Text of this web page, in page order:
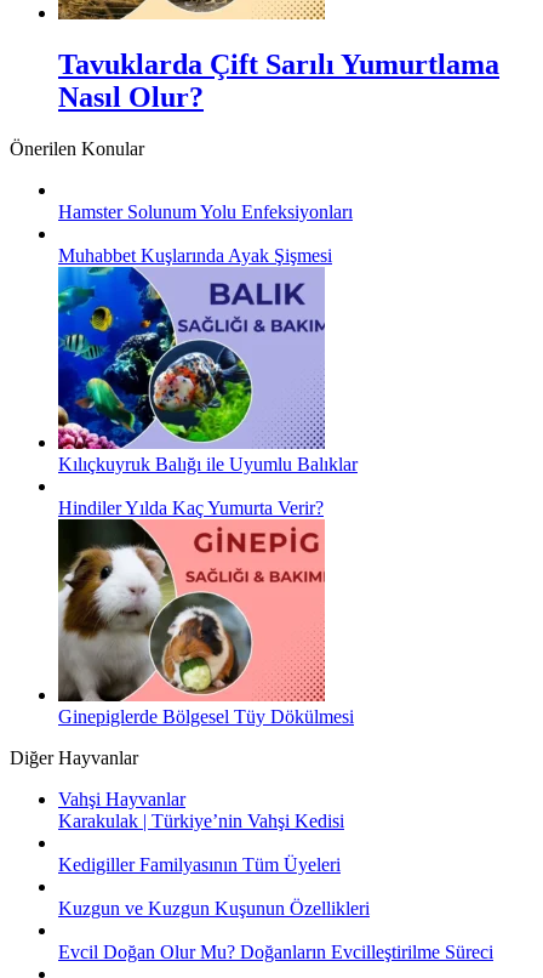
Tavuklarda Çift Sarılı Yumurtlama
Nasıl Olur?
Önerilen Konular
Hamster Solunum Yolu Enfeksiyonları
Muhabbet Kuşlarında Ayak Şişmesi
Kılıçkuyruk Balığı ile Uyumlu Balıklar
Hindiler Yılda Kaç Yumurta Verir?
Ginepiglerde Bölgesel Tüy Dökülmesi
Diğer Hayvanlar
Vahşi Hayvanlar
Karakulak | Türkiye’nin Vahşi Kedisi
Kedigiller Familyasının Tüm Üyeleri
Kuzgun ve Kuzgun Kuşunun Özellikleri
Evcil Doğan Olur Mu? Doğanların Evcilleştirilme Süreci